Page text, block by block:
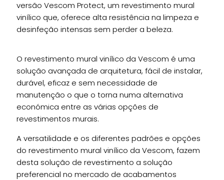
versão Vescom Protect, um revestimento mural
vinílico que, oferece alta resistência na limpeza e
desinfeção intensas sem perder a beleza.
O revestimento mural vinílico da Vescom é uma
solução avançada de arquitetura, fácil de instalar,
durável, eficaz e sem necessidade de
manutenção o que o torna numa alternativa
económica entre as várias opções de
revestimentos murais.
A versatilidade e os diferentes padrões e opções
do revestimento mural vinílico da Vescom, fazem
desta solução de revestimento a solução
preferencial no mercado de acabamentos